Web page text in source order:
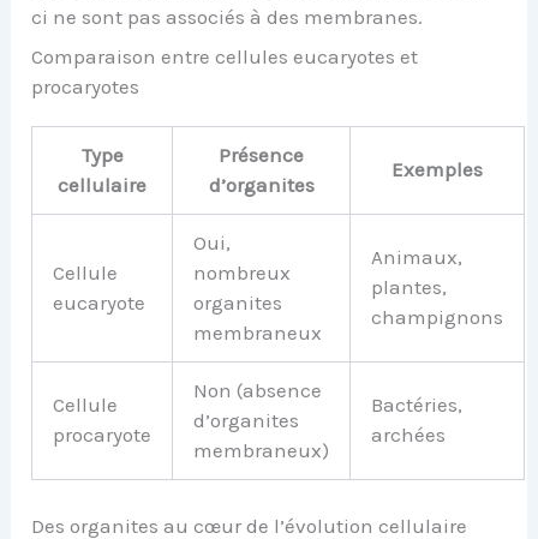
ci ne sont pas associés à des membranes.
Comparaison entre cellules eucaryotes et
procaryotes
Type
cellulaire
Présence
d’organites
Exemples
Cellule
eucaryote
Oui,
nombreux
organites
membraneux
Animaux,
plantes,
champignons
Cellule
procaryote
Non (absence
d’organites
membraneux)
Bactéries,
archées
Des organites au cœur de l’évolution cellulaire